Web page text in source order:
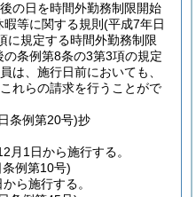
の日を時間外勤務制限開始
等に関する規則 (平成7年日
に規定する時間外勤務制限
の条例第8条の3第3項の規定
は、施行日前においても、
れらの請求を行うことがで
条例第20号)抄
月1日から施行する。
条例第10号)
ら施行する。